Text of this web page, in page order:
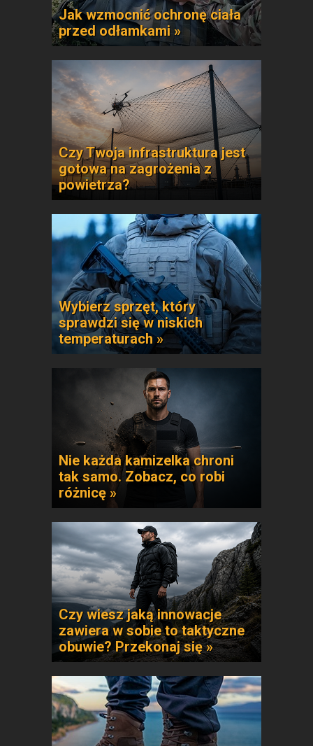
Jak wzmocnić ochronę ciała
przed odłamkami »
Czy Twoja infrastruktura jest
gotowa na zagrożenia z
powietrza?
Wybierz sprzęt, który
sprawdzi się w niskich
temperaturach »
Nie każda kamizelka chroni
tak samo. Zobacz, co robi
różnicę »
Czy wiesz jaką innowacje
zawiera w sobie to taktyczne
obuwie? Przekonaj się »